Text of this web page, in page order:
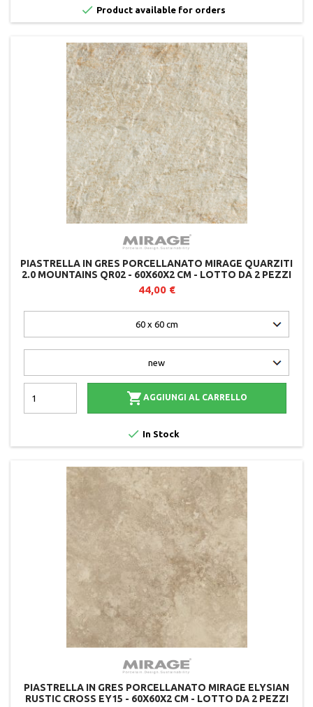
 Product available for orders
PIASTRELLA IN GRES PORCELLANATO MIRAGE QUARZITI
2.0 MOUNTAINS QR02 - 60X60X2 CM - LOTTO DA 2 PEZZI
44,00 €
 AGGIUNGI AL CARRELLO
 In Stock
PIASTRELLA IN GRES PORCELLANATO MIRAGE ELYSIAN
RUSTIC CROSS EY15 - 60X60X2 CM - LOTTO DA 2 PEZZI